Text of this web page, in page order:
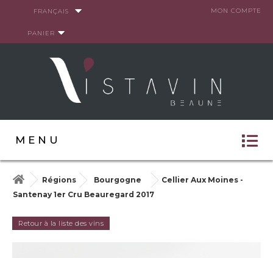
MON COMPTE
FRANÇAIS
PANIER
MENU
Régions Bourgogne
Cellier Aux Moines -
Santenay 1er Cru Beauregard 2017
Retour à la liste des vins